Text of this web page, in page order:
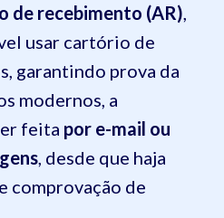
de recebimento (AR)
usar cartório de
garantindo prova da
modernos, a
feita por e-mail ou
, desde que haja
comprovação de